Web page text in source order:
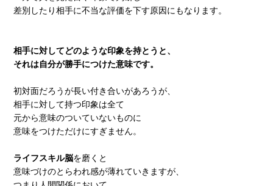
差別したり相手に不当な評価を下す原因にもなります。
相手に対してどのような印象を持とうと、
それは自分が勝手につけた意味です。
初対面だろうが長い付き合いがあろうが、
相手に対して持つ印象は全て
元から意味のついていないものに
意味をつけただけにすぎません。
ライフスキル脳を磨くと
意味づけのとらわれ感が薄れていきますが、